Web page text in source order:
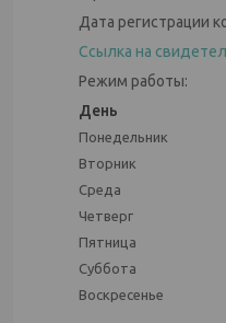
Дата регистрации
Ссылка на
Режим работы:
День
Понедельник
Вторник
Среда
Четверг
Пятница
Суббота
Воскресенье